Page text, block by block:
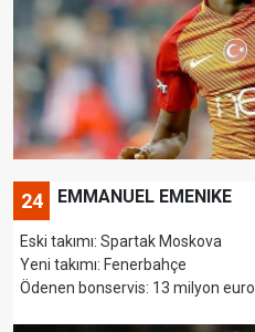
24 EMMANUEL EMENIKE
Eski takımı: Spartak Moskova
Yeni takımı: Fenerbahçe
Ödenen bonservis: 13 milyon euro